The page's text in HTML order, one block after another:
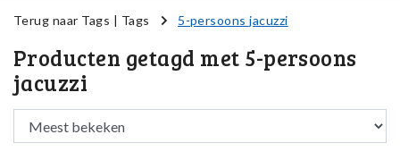
Terug naar Tags | Tags 5-persoons jacuzzi
Producten getagd met 5-persoons
jacuzzi